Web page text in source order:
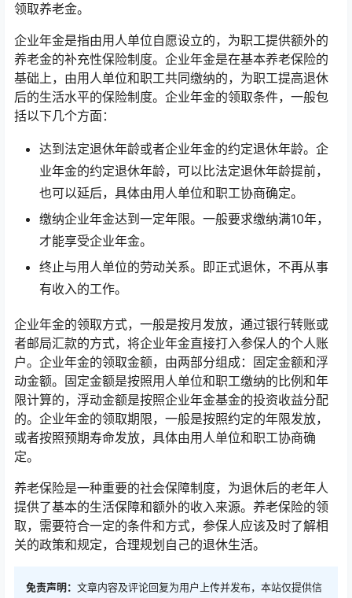
领取养老金。
企业年金是指由用人单位自愿设立的，为职工提供额外的
养老金的补充性保险制度。企业年金是在基本养老保险的
基础上，由用人单位和职工共同缴纳的，为职工提高退休
后的生活水平的保险制度。企业年金的领取条件，一般包
括以下几个方面：
达到法定退休年龄或者企业年金的约定退休年龄。企
业年金的约定退休年龄，可以比法定退休年龄提前，
也可以延后，具体由用人单位和职工协商确定。
缴纳企业年金达到一定年限。一般要求缴纳满10年，
才能享受企业年金。
终止与用人单位的劳动关系。即正式退休，不再从事
有收入的工作。
企业年金的领取方式，一般是按月发放，通过银行转账或
者邮局汇款的方式，将企业年金直接打入参保人的个人账
户。企业年金的领取金额，由两部分组成：固定金额和浮
动金额。固定金额是按照用人单位和职工缴纳的比例和年
限计算的，浮动金额是按照企业年金基金的投资收益分配
的。企业年金的领取期限，一般是按照约定的年限发放，
或者按照预期寿命发放，具体由用人单位和职工协商确
定。
养老保险是一种重要的社会保障制度，为退休后的老年人
提供了基本的生活保障和额外的收入来源。养老保险的领
取，需要符合一定的条件和方式，参保人应该及时了解相
关的政策和规定，合理规划自己的退休生活。
免责声明： 文章内容及评论回复为用户上传并发布，本站仅提供信